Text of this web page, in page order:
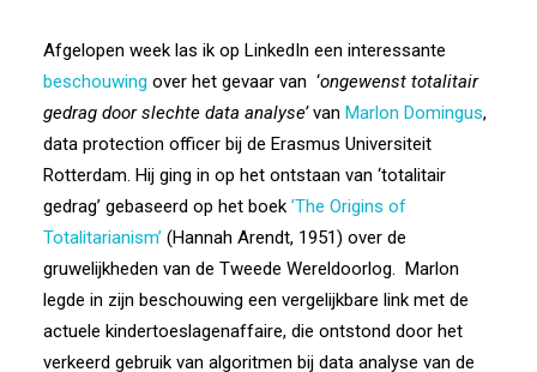
Afgelopen week las ik op LinkedIn een interessante
beschouwing over het gevaar van ‘ongewenst totalitair
gedrag door slechte data analyse’van Marlon Domingus,
data protection officer bij de Erasmus Universiteit
Rotterdam. Hij ging in op het ontstaan van ‘totalitair
gedrag’ gebaseerd op het boek ’The Origins of
Totalitarianism’ (Hannah Arendt, 1951) over de
gruwelijkheden van de Tweede Wereldoorlog. Marlon
legde in zijn beschouwing een vergelijkbare link met de
actuele kindertoeslagenaffaire, die ontstond door het
verkeerd gebruik van algoritmen bij data analyse van de